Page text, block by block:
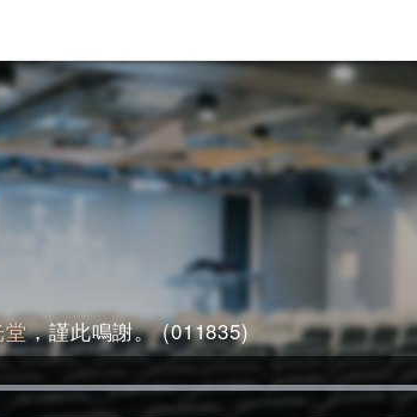
堂，謹此鳴謝。 (011835)